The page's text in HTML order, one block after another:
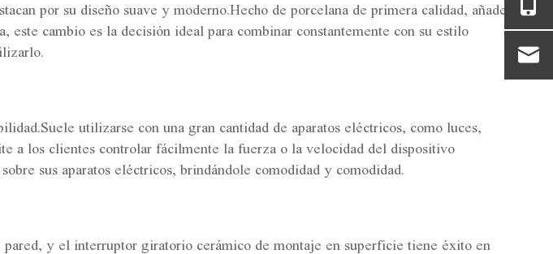
por su diseño suave y moderno.Hecho de porcelana de primera calidad, añade
cambio es la decisión ideal para combinar constantemente con su estilo
utilizarse con una gran cantidad de aparatos eléctricos, como luces,
a los clientes controlar fácilmente la fuerza o la velocidad del dispositivo
sus aparatos eléctricos, brindándole comodidad y comodidad.
y el interruptor giratorio cerámico de montaje en superficie tiene éxito en